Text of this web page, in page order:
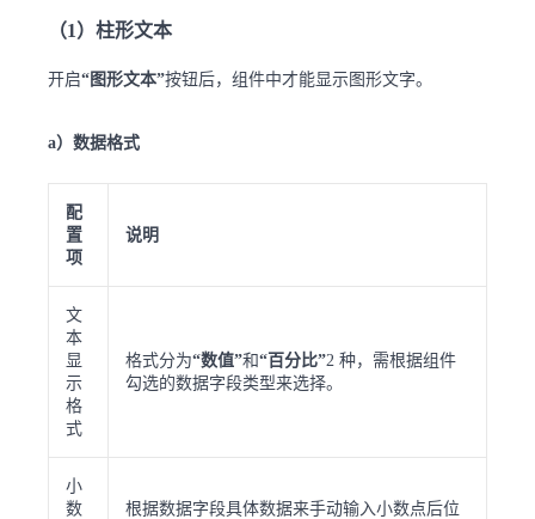
（1）柱形文本
开启“图形文本”按钮后，组件中才能显示图形文字。
a）数据格式
配
置
项
说明
文
本
显
示
格
式
格式分为“数值”和“百分比”2 种，需根据组件
勾选的数据字段类型来选择。
小
数
根据数据字段具体数据来手动输入小数点后位